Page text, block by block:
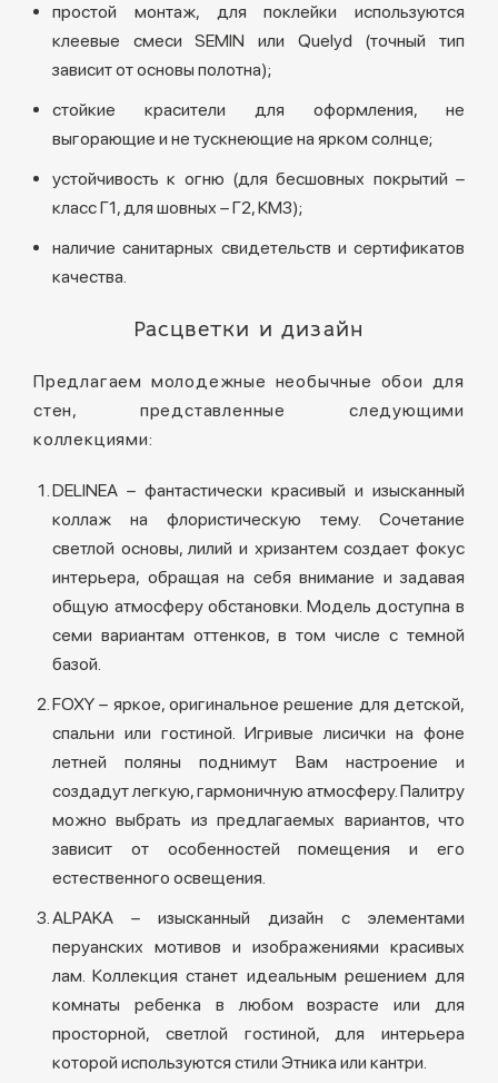
простой монтаж, для поклейки используются
клеевые смеси SEMIN или Quelyd (точный тип
зависит от основы полотна);
стойкие красители для оформления, не
выгорающие и не тускнеющие на ярком солнце;
устойчивость к огню (для бесшовных покрытий –
класс Г1, для шовных – Г2, КМ3);
наличие санитарных свидетельств и сертификатов
качества.
Расцветки и дизайн
Предлагаем молодежные необычные обои для
стен, представленные следующими
коллекциями:
DELINEA – фантастически красивый и изысканный
коллаж на флористическую тему. Сочетание
светлой основы, лилий и хризантем создает фокус
интерьера, обращая на себя внимание и задавая
общую атмосферу обстановки. Модель доступна в
семи вариантам оттенков, в том числе с темной
базой.
FOXY – яркое, оригинальное решение для детской,
спальни или гостиной. Игривые лисички на фоне
летней поляны поднимут Вам настроение и
создадут легкую, гармоничную атмосферу. Палитру
можно выбрать из предлагаемых вариантов, что
зависит от особенностей помещения и его
естественного освещения.
ALPAKA – изысканный дизайн с элементами
перуанских мотивов и изображениями красивых
лам. Коллекция станет идеальным решением для
комнаты ребенка в любом возрасте или для
просторной, светлой гостиной, для интерьера
которой используются стили Этника или кантри.